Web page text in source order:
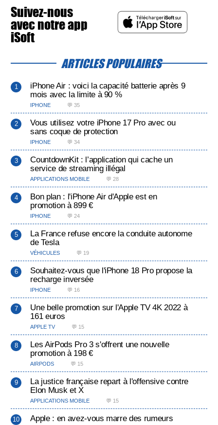
Suivez-nous
avec notre app
iSoft
ARTICLES POPULAIRES
iPhone Air : voici la capacité batterie après 9
mois avec la limite à 90 %
IPHONE 💬 35
Vous utilisez votre iPhone 17 Pro avec ou
sans coque de protection
IPHONE 💬 34
CountdownKit : l’application qui cache un
service de streaming illégal
APPLICATIONS MOBILE 💬 28
Bon plan : l'iPhone Air d'Apple est en
promotion à 899 €
IPHONE 💬 24
La France refuse encore la conduite autonome
de Tesla
VÉHICULES 💬 19
Souhaitez-vous que l'iPhone 18 Pro propose la
recharge inversée
IPHONE 💬 16
Une belle promotion sur l'Apple TV 4K 2022 à
161 euros
APPLE TV 💬 15
Les AirPods Pro 3 s'offrent une nouvelle
promotion à 198 €
AIRPODS 💬 15
La justice française repart à l'offensive contre
Elon Musk et X
APPLICATIONS MOBILE 💬 15
Apple : en avez-vous marre des rumeurs